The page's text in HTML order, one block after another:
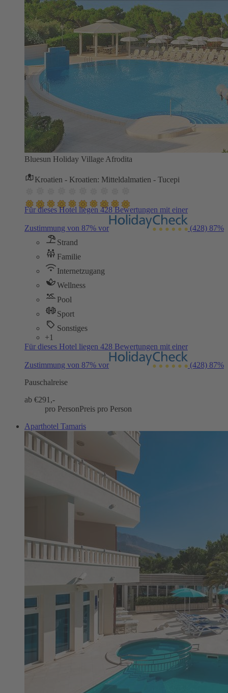
Bluesun Holiday Village Afrodita
Kroatien - Kroatien: Mitteldalmatien - Tucepi
Für dieses Hotel liegen 428 Bewertungen mit einer
Zustimmung von 87% vor (428) 87%
Strand
Familie
Internetzugang
Wellness
Pool
Sport
Sonstiges
+1
Für dieses Hotel liegen 428 Bewertungen mit einer
Zustimmung von 87% vor (428) 87%
Pauschalreise
ab €291,-
pro PersonPreis pro Person
Aparthotel Tamaris